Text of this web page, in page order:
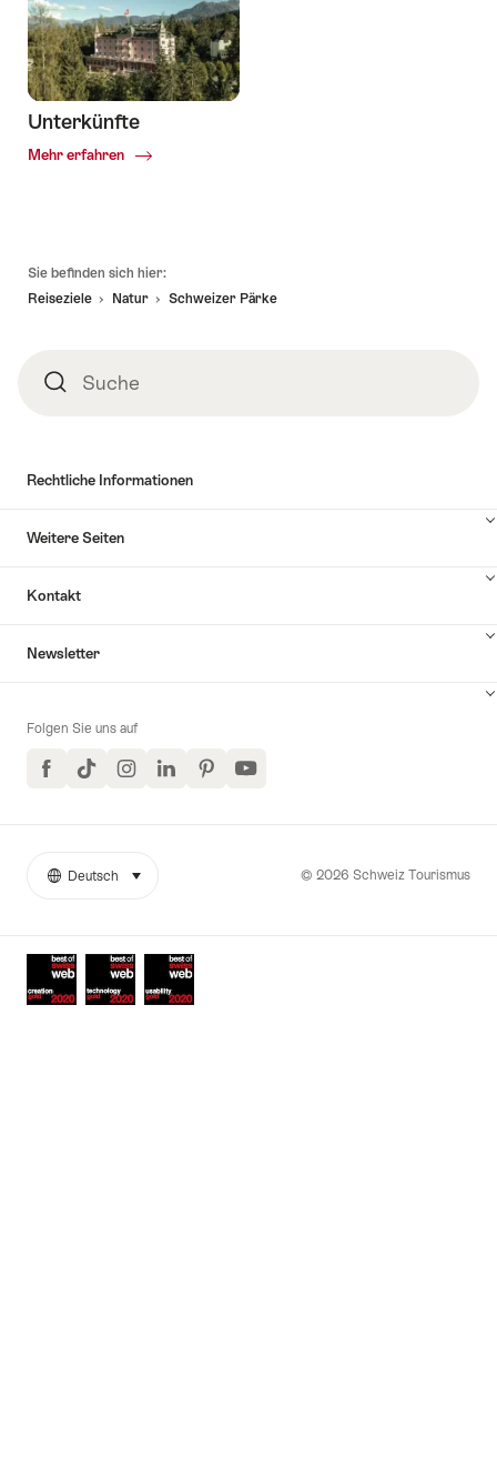
Unterkünfte
Mehr erfahren
Common.Of
Sie befinden sich hier:
Reiseziele
Natur Schweizer Pärke
SucheSuche
Rechtliche Informationen
Weitere Seiten
Kontakt
Inhalte
Newsletter
Folgen Sie uns auf
FacebookTikTokInstagramLinkedInPinterestYouTube
Auszeichnungen
Weitere
© 2026 Schweiz Tourismus
Sprache
Deutsch auswählen (klicken um anzuzeigen)